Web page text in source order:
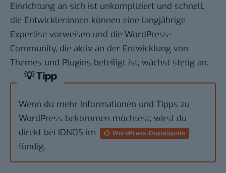
Einrichtung an sich ist unkompliziert und schnell,
die Entwickler:innen können eine langjährige
Expertise vorweisen und die WordPress-
Community, die aktiv an der Entwicklung von
Themes und Plugins beteiligt ist, wächst stetig an.
💡 Tipp
Wenn du mehr Informationen und Tipps zu
WordPress bekommen möchtest, wirst du
direkt bei IONOS im
WordPress-Digitalguide
fündig.